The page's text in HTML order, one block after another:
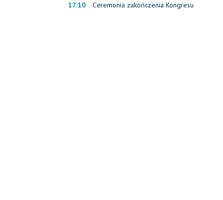
17:10
Ceremonia zakończenia Kongresu